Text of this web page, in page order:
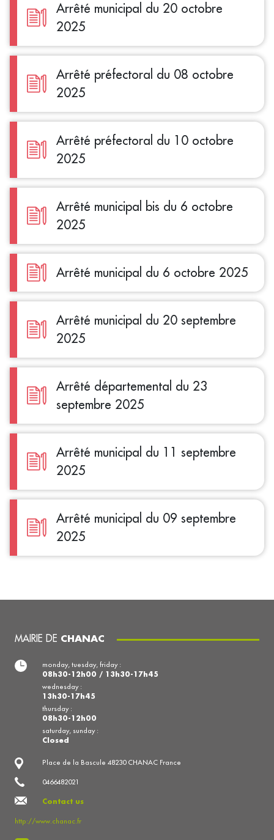
Arrêté municipal du 20 octobre
2025
Arrêté préfectoral du 08 octobre
2025
Arrêté préfectoral du 10 octobre
2025
Arrêté municipal bis du 6 octobre
2025
Arrêté municipal du 6 octobre 2025
Arrêté municipal du 20 septembre
2025
Arrêté départemental du 23
septembre 2025
Arrêté municipal du 11 septembre
2025
Arrêté municipal du 09 septembre
2025
MAIRIE DE CHANAC
Place de la Bascule 48230 CHANAC France
0466482021
Contact us
http://www.chanac.fr
monday, tuesday, friday :
08h30-12h00 / 13h30-17h45
wednesday :
13h30-17h45
thursday :
08h30-12h00
saturday, sunday :
Closed